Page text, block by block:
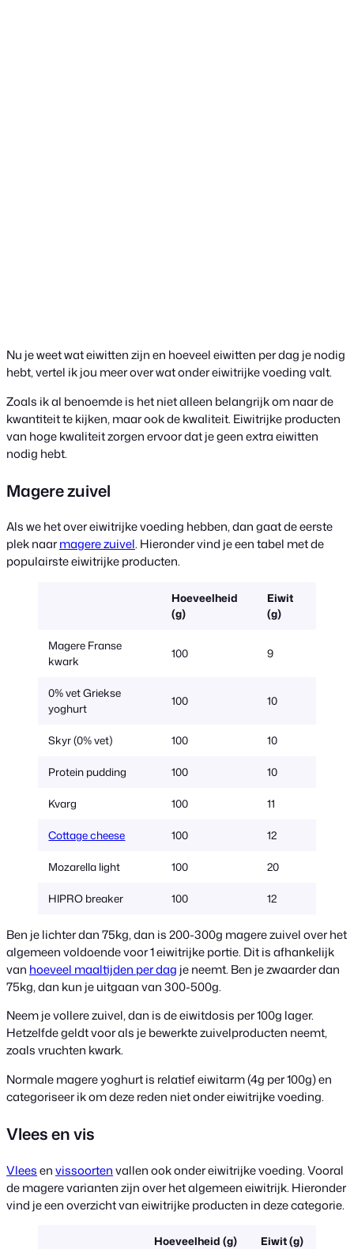
Nu je weet wat eiwitten zijn en hoeveel eiwitten per dag je nodig
hebt, vertel ik jou meer over wat onder eiwitrijke voeding valt.
Zoals ik al benoemde is het niet alleen belangrijk om naar de
kwantiteit te kijken, maar ook de kwaliteit. Eiwitrijke producten
van hoge kwaliteit zorgen ervoor dat je geen extra eiwitten
nodig hebt.
Magere zuivel
Als we het over eiwitrijke voeding hebben, dan gaat de eerste
plek naarmagere zuivel. Hieronder vind je een tabel met de
populairste eiwitrijke producten.
Hoeveelheid
(g)
Eiwit
(g)
Magere Franse
kwark
100 9
0% vet Griekse
yoghurt
100 10
Skyr (0% vet) 100 10
Protein pudding 100 10
Kvarg 100 11
Cottage cheese 100 12
Mozarella light 100 20
HIPRO breaker 100 12
Ben je lichter dan 75kg, dan is 200-300g magere zuivel over het
algemeen voldoende voor 1 eiwitrijke portie. Dit is afhankelijk
van hoeveel maaltijden per dag je neemt. Ben je zwaarder dan
75kg, dan kun je uitgaan van 300-500g.
Neem je vollere zuivel, dan is de eiwitdosis per 100g lager.
Hetzelfde geldt voor als je bewerkte zuivelproducten neemt,
zoals vruchten kwark.
Normale magere yoghurt is relatief eiwitarm (4g per 100g) en
categoriseer ik om deze reden niet onder eiwitrijke voeding.
Vlees en vis
Vleesenvissoortenvallen ook onder eiwitrijke voeding. Vooral
de magere varianten zijn over het algemeen eiwitrijk. Hieronder
vind je een overzicht van eiwitrijke producten in deze categorie.
Hoeveelheid (g) Eiwit (g)